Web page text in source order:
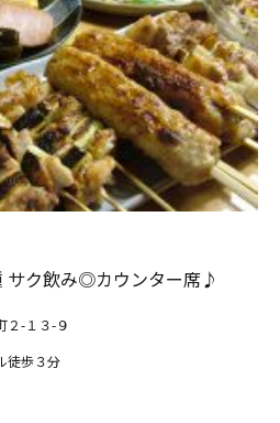
サク飲み◎カウンター席♪
２-１３-９
徒歩３分